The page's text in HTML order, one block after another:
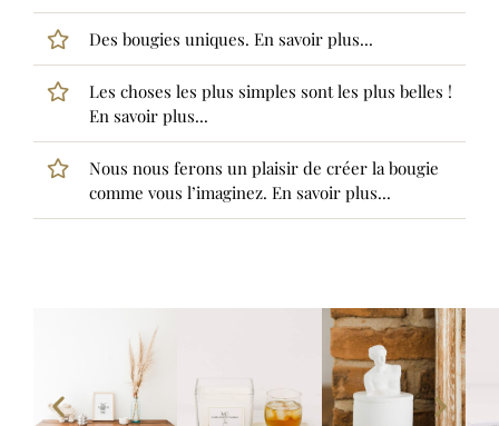
Des bougies uniques. En savoir plus...
Les choses les plus simples sont les plus belles !
En savoir plus...
Nous nous ferons un plaisir de créer la bougie
comme vous l’imaginez.​ En savoir plus...